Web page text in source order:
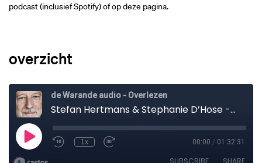
podcast (inclusief Spotify) of op deze pagina.
overzicht